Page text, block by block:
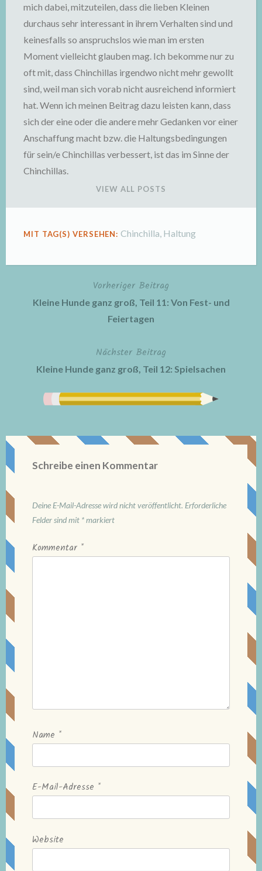
mich dabei, mitzuteilen, dass die lieben Kleinen
durchaus sehr interessant in ihrem Verhalten sind und
keinesfalls so anspruchslos wie man im ersten
Moment vielleicht glauben mag. Ich bekomme nur zu
oft mit, dass Chinchillas irgendwo nicht mehr gewollt
sind, weil man sich vorab nicht ausreichend informiert
hat. Wenn ich meinen Beitrag dazu leisten kann, dass
sich der eine oder die andere mehr Gedanken vor einer
Anschaffung macht bzw. die Haltungsbedingungen
für sein/e Chinchillas verbessert, ist das im Sinne der
Chinchillas.
VIEW ALL POSTS
MIT TAG(S) VERSEHEN:Chinchilla Haltung
BeitragsnavigationVorheriger Beitrag
Kleine Hunde ganz groß, Teil 11: Von Fest- und
Feiertagen
Nächster Beitrag
Kleine Hunde ganz groß, Teil 12: Spielsachen
Schreibe einen Kommentar
Deine E-Mail-Adresse wird nicht veröffentlicht. Erforderliche
Felder sind mit *markiert
Kommentar *
Name *
E-Mail-Adresse *
Website